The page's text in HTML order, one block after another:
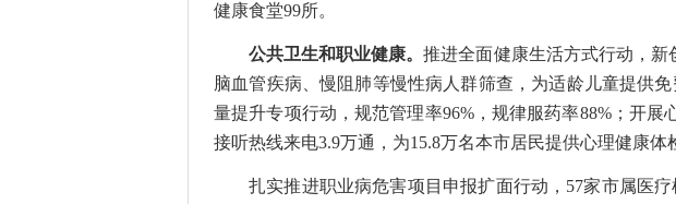
健康食堂99所。
公共卫生和职业健康。推进全面健康生活方式行动，新
脑血管疾病、慢阻肺等慢性病人群筛查，为适龄儿童提供
量提升专项行动，规范管理率96%，规律服药率88%；开
接听热线来电3.9万通，为15.8万名本市居民提供心理健康
扎实推进职业病危害项目申报扩面行动， 57家市属医